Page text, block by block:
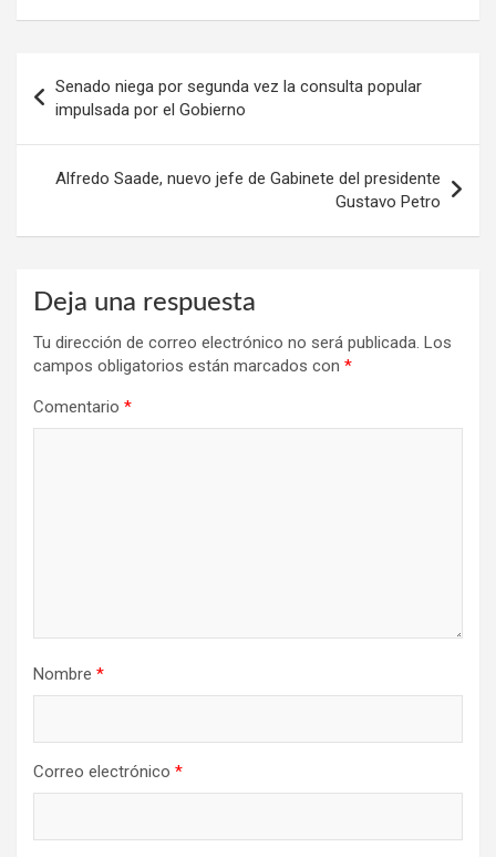
de
entradas
Senado niega por segunda vez la consulta popular
impulsada por el Gobierno
Alfredo Saade, nuevo jefe de Gabinete del presidente
Gustavo Petro
Deja una respuesta
Tu dirección de correo electrónico no será publicada. Los
campos obligatorios están marcados con *
Comentario *
Nombre *
Correo electrónico *